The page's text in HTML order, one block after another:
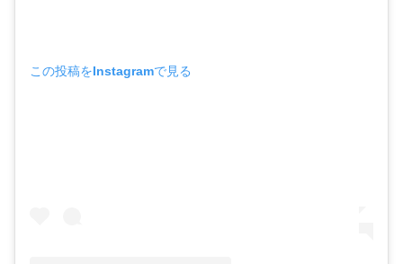
この投稿をInstagramで見る